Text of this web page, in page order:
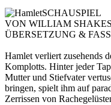
SCHAUSPIEL
VON WILLIAM
ÜBERSETZUNG &
Hamlet verliert zusehends
Komplotts. Hinter jeder
Mutter und Stiefvater
bringen, spielt ihm auf
Zerrissen von